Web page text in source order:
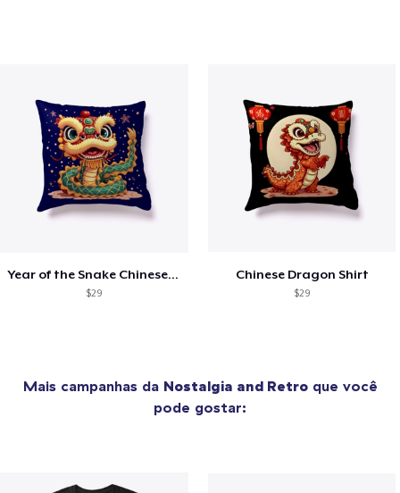
Year of the Snake Chinese New Year
$29
Chinese Dragon Shirt
$29
Mais campanhas da Nostalgia and Retroque você
pode gostar: